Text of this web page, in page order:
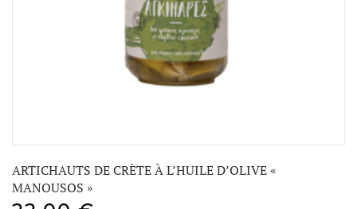
ARTICHAUTS DE CRÈTE À L’HUILE D’OLIVE «
MANOUSOS »